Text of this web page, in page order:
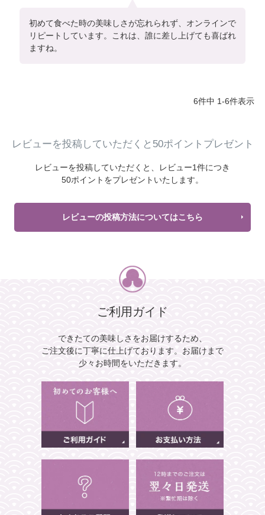
初めて食べた時の美味しさが忘れられず、オンラインで
リピートしています。これは、誰に差し上げても喜ばれ
ますね。
6件中 1-6件表示
レビューを投稿していただくと50ポイントプレゼント
レビューを投稿していただくと、
レビュー1件につき
50ポイントをプレゼントいたします。
レビューの投稿方法についてはこちら
ご利用ガイド
できたての美味しさをお届けするため、
ご注文後に丁寧に仕上げております。 お届けまで
少々お時間をいただきます。